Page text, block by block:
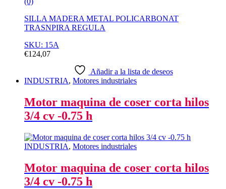
SILLA MADERA METAL POLICARBONAT
TRASNPIRA REGULA
SKU: 15A
€124,07
Añadir a la lista de deseos
INDUSTRIA, Motores industriales
Motor maquina de coser corta hilos
3/4 cv -0.75 h
INDUSTRIA, Motores industriales
Motor maquina de coser corta hilos
3/4 cv -0.75 h